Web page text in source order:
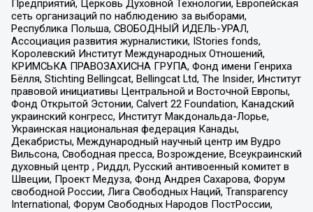
Предприятий, Церковь Духовной Технологии, Европейская
сеть организаций по наблюдению за выборами,
Республика Польша, СВОБОДНЫЙ ИДЕЛЬ-УРАЛ,
Ассоциация развития журналистики, IStories fonds,
Королевский Институт Международных Отношений,
КРИМСЬКА ПРАВОЗАХИСНА ГРУПА, Фонд имени Генриха
Бёлля, Stichting Bellingcat, Bellingcat Ltd, The Insider, Институт
правовой инициативы Центральной и Восточной Европы,
Фонд Открытой Эстонии, Calvert 22 Foundation, Канадский
украинский конгресс, Институт Макдональда-Лорье,
Украинская национальная федерация Канады,
Декабристы, Международный научный центр им Вудро
Вильсона, Свободная пресса, Возрождение, Всеукраинский
духовный центр , Риддл, Русский антивоенный комитет в
Швеции, Проект Медуза, Фонд Андрея Сахарова, Форум
свободной России, Лига Свободных Наций, Transparеncy
International, Форум Свободных Народов ПостРоссии,